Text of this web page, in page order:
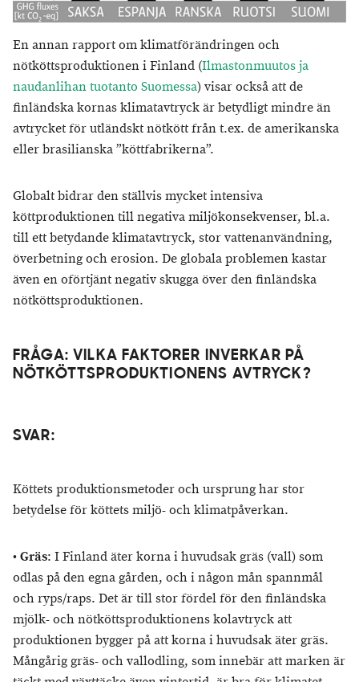
En annan rapport om klimatförändringen och
nötköttsproduktionen i Finland (Ilmastonmuutos ja
naudanlihan tuotanto Suomessa) visar också att de
finländska kornas klimatavtryck är betydligt mindre än
avtrycket för utländskt nötkött från t.ex. de amerikanska
eller brasilianska ”köttfabrikerna”.
Globalt bidrar den ställvis mycket intensiva
köttproduktionen till negativa miljökonsekvenser, bl.a.
till ett betydande klimatavtryck, stor vattenanvändning,
överbetning och erosion. De globala problemen kastar
även en oförtjänt negativ skugga över den finländska
nötköttsproduktionen.
FRÅGA: VILKA FAKTORER INVERKAR PÅ
NÖTKÖTTSPRODUKTIONENS AVTRYCK?
SVAR:
Köttets produktionsmetoder och ursprung har stor
betydelse för köttets miljö- och klimatpåverkan.
•Gräs: I Finland äter korna i huvudsak gräs (vall) som
odlas på den egna gården, och i någon mån spannmål
och ryps/raps. Det är till stor fördel för den finländska
mjölk- och nötköttsproduktionens kolavtryck att
produktionen bygger på att korna i huvudsak äter gräs.
Mångårig gräs- och vallodling, som innebär att marken är